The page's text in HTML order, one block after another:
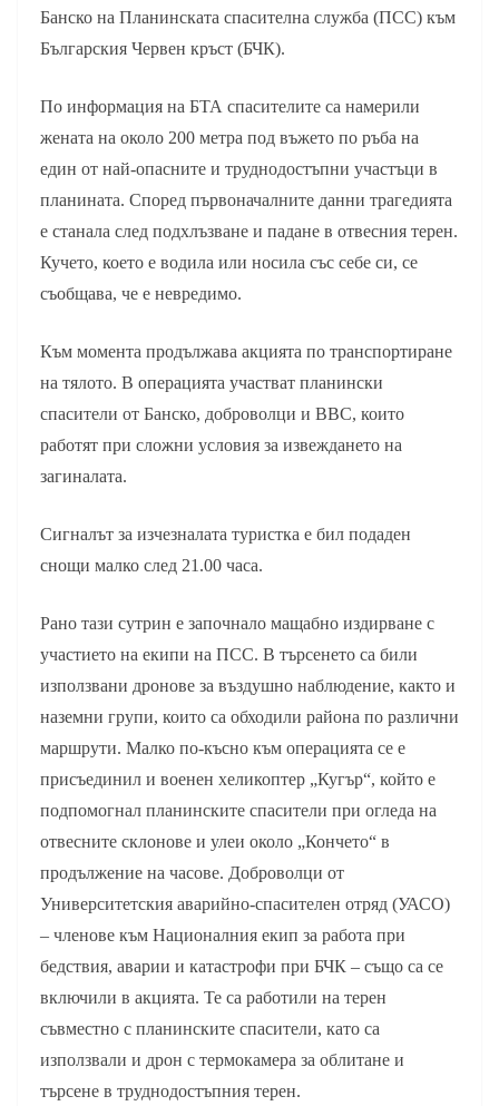
Банско на Планинската спасителна служба (ПСС) към
Българския Червен кръст (БЧК).
По информация на БТА спасителите са намерили
жената на около 200 метра под въжето по ръба на
един от най-опасните и труднодостъпни участъци в
планината. Според първоначалните данни трагедията
е станала след подхлъзване и падане в отвесния терен.
Кучето, което е водила или носила със себе си, се
съобщава, че е невредимо.
Към момента продължава акцията по транспортиране
на тялото. В операцията участват планински
спасители от Банско, доброволци и ВВС, които
работят при сложни условия за извеждането на
загиналата.
Сигналът за изчезналата туристка е бил подаден
снощи малко след 21.00 часа.
Рано тази сутрин е започнало мащабно издирване с
участието на екипи на ПСС. В търсенето са били
използвани дронове за въздушно наблюдение, както и
наземни групи, които са обходили района по различни
маршрути. Малко по-късно към операцията се е
присъединил и военен хеликоптер „Кугър“, който е
подпомогнал планинските спасители при огледа на
отвесните склонове и улеи около „Кончето“ в
продължение на часове. Доброволци от
Университетския аварийно-спасителен отряд (УАСО)
– членове към Националния екип за работа при
бедствия, аварии и катастрофи при БЧК – също са се
включили в акцията. Те са работили на терен
съвместно с планинските спасители, като са
използвали и дрон с термокамера за облитане и
търсене в труднодостъпния терен.